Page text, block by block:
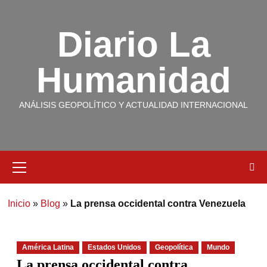
Diario La
Humanidad
ANÁLISIS GEOPOLÍTICO Y ACTUALIDAD INTERNACIONAL
Inicio» Blog » La prensa occidental contra Venezuela
América Latina Estados Unidos Geopolítica Mundo